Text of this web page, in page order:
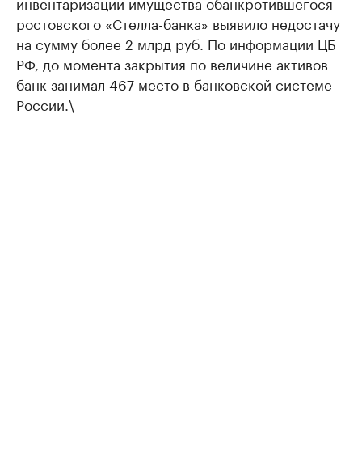
ростовского «Стелла-банка» выявило недостачу
на сумму более 2 млрд руб. По информации ЦБ
РФ, до момента закрытия по величине активов
банк занимал 467 место в банковской системе
России.\